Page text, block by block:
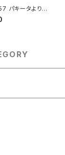
パキータよりヴ
ルカのVa.